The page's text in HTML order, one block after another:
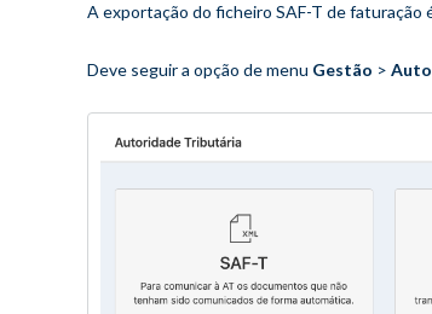
A exportação do ficheiro SAF-T de faturação
Deve seguir a opção de menu Gestão >